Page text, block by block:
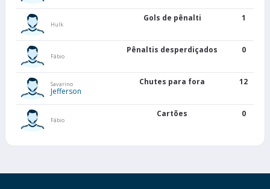
Hulk
Gols de pênalti 1
Fábio
Pênaltis desperdiçados 0
Savarino
Jefferson
Chutes para fora 12
Fábio
Cartões 0